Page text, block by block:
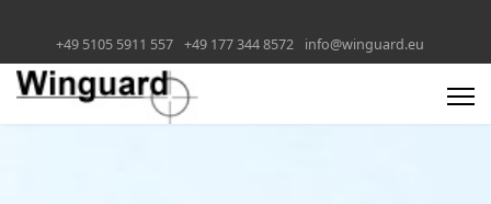
+49 5105 5911 557 +49 177 344 8572 info@winguard.eu